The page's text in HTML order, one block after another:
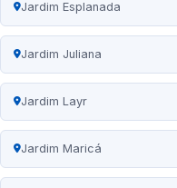
Jardim Esplanada
Jardim Juliana
Jardim Layr
Jardim Maricá